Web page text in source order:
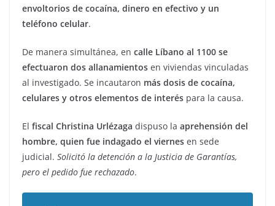
envoltorios de cocaína, dinero en efectivo y un
teléfono celular.
De manera simultánea, en calle Líbano al 1100 se
efectuaron dos allanamientos en viviendas vinculadas
al investigado. Se incautaron más dosis de cocaína,
celulares y otros elementos de interés para la causa.
El fiscal Christina Urlézaga dispuso la aprehensión del
hombre, quien fue indagado el viernes en sede
judicial. Solicitó la detención a la Justicia de Garantías,
pero el pedido fue rechazado.